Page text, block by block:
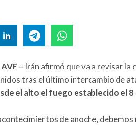
– Irán afirmó que va a revisar la
tras el último intercambio de
el alto el fuego establecido el 8
de anoche,